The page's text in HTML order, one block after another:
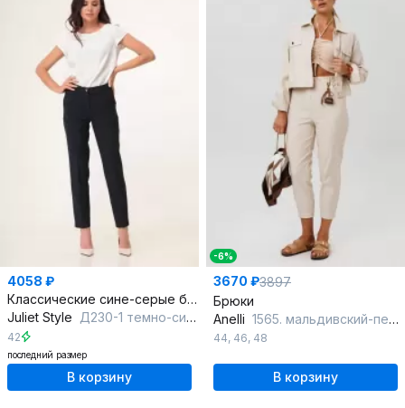
4058 ₽
Классические сине-серые брюки с легким стрейчем для делового и повседневного стиля
Juliet Style Д230-1 темно-синий
42
последний размер
В корзину
-6%
3670 ₽3897
Брюки
Anelli 1565. мальдивский-песок
44, 46, 48
В корзину